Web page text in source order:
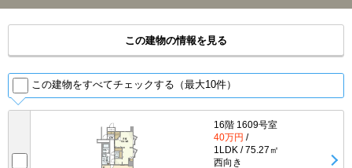
この建物の情報を見る
この建物をすべてチェックする（最大10件）
16階 1609号室
40万円 /
1LDK / 75.27㎡
西向き